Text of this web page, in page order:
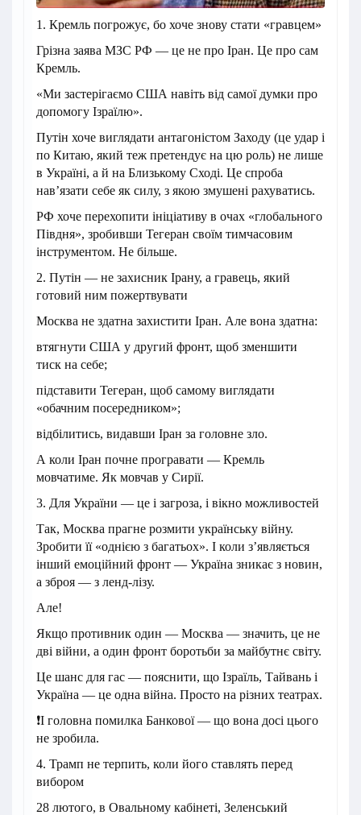
1. Кремль погрожує, бо хоче знову стати «гравцем»
Грізна заява МЗС РФ — це не про Іран. Це про сам
Кремль.
«Ми застерігаємо США навіть від самої думки про
допомогу Ізраїлю».
Путін хоче виглядати антагоністом Заходу (це удар і
по Китаю, який теж претендує на цю роль) не лише
в Україні, а й на Близькому Сході. Це спроба
нав’язати себе як силу, з якою змушені рахуватись.
РФ хоче перехопити ініціативу в очах «глобального
Півдня», зробивши Тегеран своїм тимчасовим
інструментом. Не більше.
2. Путін — не захисник Ірану, а гравець, який
готовий ним пожертвувати
Москва не здатна захистити Іран. Але вона здатна:
втягнути США у другий фронт, щоб зменшити
тиск на себе;
підставити Тегеран, щоб самому виглядати
«обачним посередником»;
відбілитись, видавши Іран за головне зло.
А коли Іран почне програвати — Кремль
мовчатиме. Як мовчав у Сирії.
3. Для України — це і загроза, і вікно можливостей
Так, Москва прагне розмити українську війну.
Зробити її «однією з багатьох». І коли з’являється
інший емоційний фронт — Україна зникає з новин,
а зброя — з ленд-лізу.
Але!
Якщо противник один — Москва — значить, це не
дві війни, а один фронт боротьби за майбутнє світу.
Це шанс для гас — пояснити, що Ізраїль, Тайвань і
Україна — це одна війна. Просто на різних театрах.
❗️І головна помилка Банкової — що вона досі цього
не зробила.
4. Трамп не терпить, коли його ставлять перед
вибором
28 лютого, в Овальному кабінеті, Зеленський